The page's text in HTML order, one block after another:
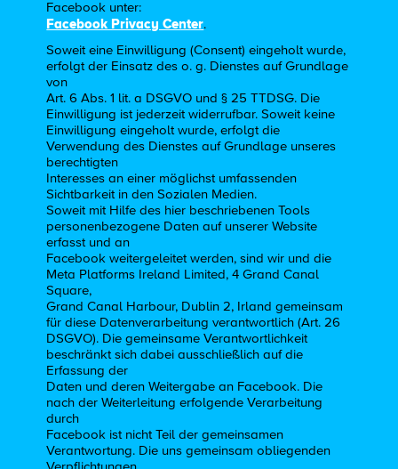
Facebook unter:
Facebook Privacy Center.
Soweit eine Einwilligung (Consent) eingeholt wurde,
erfolgt der Einsatz des o. g. Dienstes auf Grundlage
von
Art. 6 Abs. 1 lit. a DSGVO und § 25 TTDSG. Die
Einwilligung ist jederzeit widerrufbar. Soweit keine
Einwilligung eingeholt wurde, erfolgt die
Verwendung des Dienstes auf Grundlage unseres
berechtigten
Interesses an einer möglichst umfassenden
Sichtbarkeit in den Sozialen Medien.
Soweit mit Hilfe des hier beschriebenen Tools
personenbezogene Daten auf unserer Website
erfasst und an
Facebook weitergeleitet werden, sind wir und die
Meta Platforms Ireland Limited, 4 Grand Canal
Square,
Grand Canal Harbour, Dublin 2, Irland gemeinsam
für diese Datenverarbeitung verantwortlich (Art. 26
DSGVO). Die gemeinsame Verantwortlichkeit
beschränkt sich dabei ausschließlich auf die
Erfassung der
Daten und deren Weitergabe an Facebook. Die
nach der Weiterleitung erfolgende Verarbeitung
durch
Facebook ist nicht Teil der gemeinsamen
Verantwortung. Die uns gemeinsam obliegenden